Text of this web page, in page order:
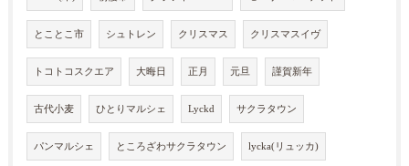
とことこ市 シュトレン クリスマス クリスマスイヴ
トコトコスクエア 大晦日 正月 元旦 謹賀新年
古代小麦 ひとりマルシェ Lyckd サクラタウン
パンマルシェ ところざわサクラタウン lycka(リュッカ)